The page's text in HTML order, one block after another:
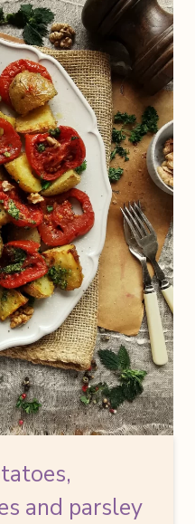
and parsley